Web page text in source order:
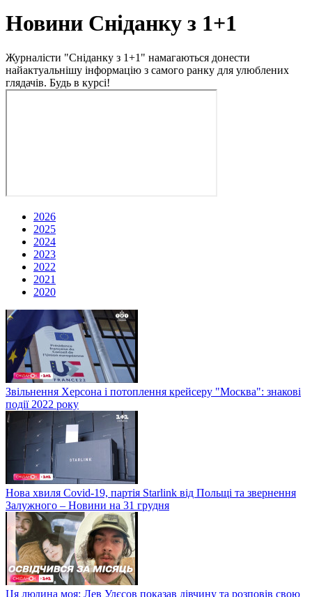
Новини Сніданку з 1+1
Журналісти "Сніданку з 1+1" намагаються донести
найактуальнішу інформацію з самого ранку для улюблених
глядачів. Будь в курсі!
2026
2025
2024
2023
2022
2021
2020
Звільнення Херсона і потоплення крейсеру "Москва": знакові
події 2022 року
Нова хвиля Covid-19, партія Starlink від Польщі та звернення
Залужного – Новини на 31 грудня
Ця людина моя: Лев Улєсов показав дівчину та розповів свою